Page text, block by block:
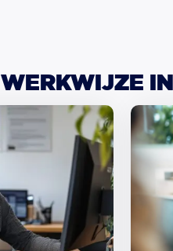
WERKWIJZE IN